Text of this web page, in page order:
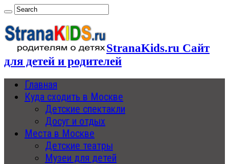
StranaKids.ru Сайт
для детей и родителей
Главная
Куда сходить в Москве
Детские спектакли
Досуг и отдых
Места в Москве
Детские театры
Музеи для детей